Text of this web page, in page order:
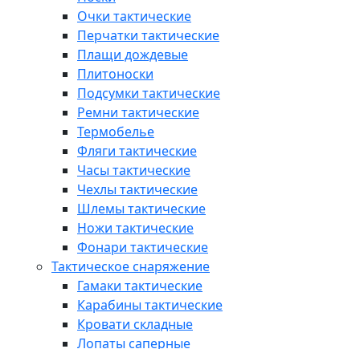
Очки тактические
Перчатки тактические
Плащи дождевые
Плитоноски
Подсумки тактические
Ремни тактические
Термобелье
Фляги тактические
Часы тактические
Чехлы тактические
Шлемы тактические
Ножи тактические
Фонари тактические
Тактическое снаряжение
Гамаки тактические
Карабины тактические
Кровати складные
Лопаты саперные